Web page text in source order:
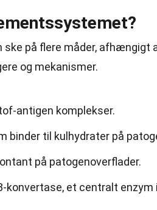
på flere måder, afhængigt
og mekanismer.
antigen komplekser.
binder til kulhydrater på
på patogenoverflader.
konvertase, et centralt enzym